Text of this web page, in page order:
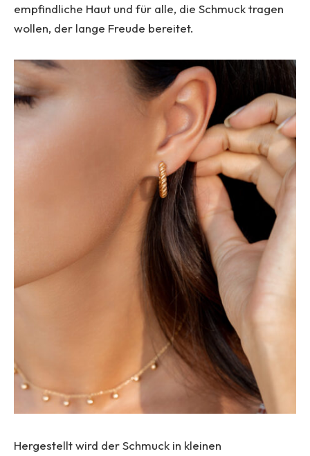
empfindliche Haut und für alle, die Schmuck tragen
wollen, der lange Freude bereitet.
Hergestellt wird der Schmuck in kleinen